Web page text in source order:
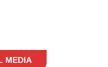
MEDIA